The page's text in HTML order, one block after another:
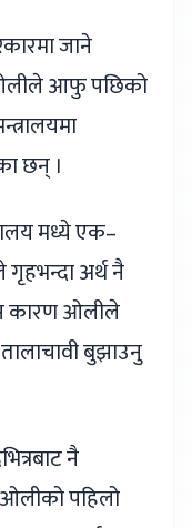
जाने
आफु पछिको
छन् ।
मध्ये एक–
अर्थ नै
कारण ओलीले
बुझाउनु
नै
पहिलो